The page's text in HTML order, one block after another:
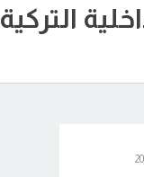
التركية